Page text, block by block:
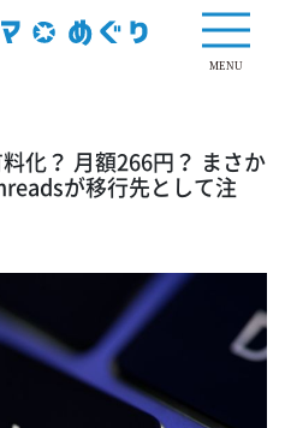
MENU
化？ 月額266円？ まさか
が移行先として注